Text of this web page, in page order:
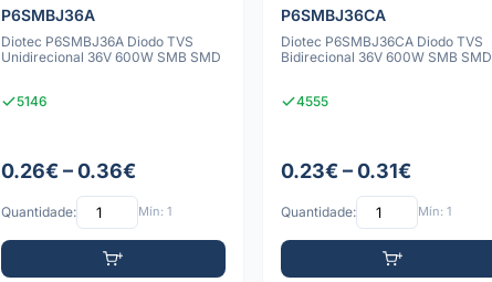
P6SMBJ36A
Diotec P6SMBJ36A Diodo TVS
Unidirecional 36V 600W SMB SMD
5146
0.26€ – 0.36€
Quantidade: Mín: 1
P6SMBJ36CA
Diotec P6SMBJ36CA Diodo TVS
Bidirecional 36V 600W SMB SMD
4555
0.23€ – 0.31€
Quantidade: Mín: 1